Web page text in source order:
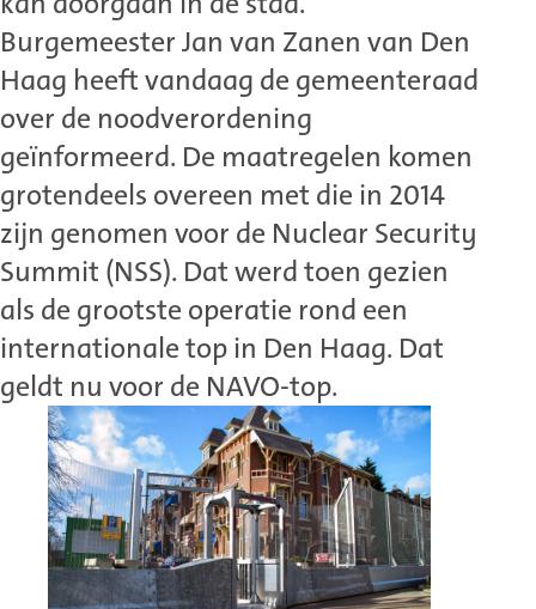
Burgemeester Jan van Zanen van Den
Haag heeft vandaag de gemeenteraad
over de noodverordening
geïnformeerd. De maatregelen komen
grotendeels overeen met die in 2014
zijn genomen voor de Nuclear Security
Summit (NSS). Dat werd toen gezien
als de grootste operatie rond een
internationale top in Den Haag. Dat
geldt nu voor de NAVO-top.